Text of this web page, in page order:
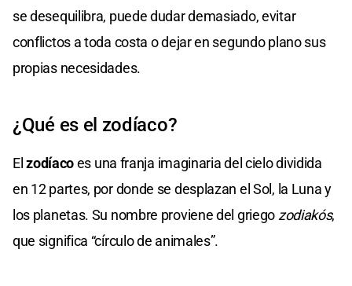
se desequilibra, puede dudar demasiado, evitar
conflictos a toda costa o dejar en segundo plano sus
propias necesidades.
¿Qué es el zodíaco?
Elzodíacoes una franja imaginaria del cielo dividida
en 12 partes, por donde se desplazan el Sol, la Luna y
los planetas. Su nombre proviene del griego zodiakós,
que significa “círculo de animales”.